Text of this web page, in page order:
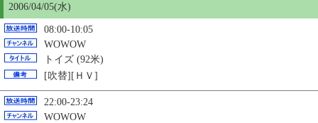
2006/04/05(水)
08:00-10:05
WOWOW
トイズ (92米)
[吹替][ＨＶ]
22:00-23:24
WOWOW